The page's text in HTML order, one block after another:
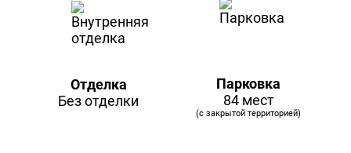
Отделка
Без отделки
Парковка
84 мест
(с закрытой территорией)